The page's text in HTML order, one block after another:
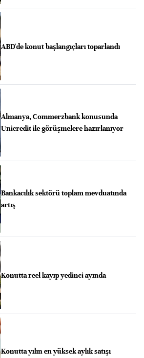
ABD'de konut başlangıçları toparlandı
Almanya, Commerzbank konusunda
Unicredit ile görüşmelere hazırlanıyor
Bankacılık sektörü toplam mevduatında
artış
Konutta reel kayıp yedinci ayında
Konutta yılın en yüksek aylık satışı